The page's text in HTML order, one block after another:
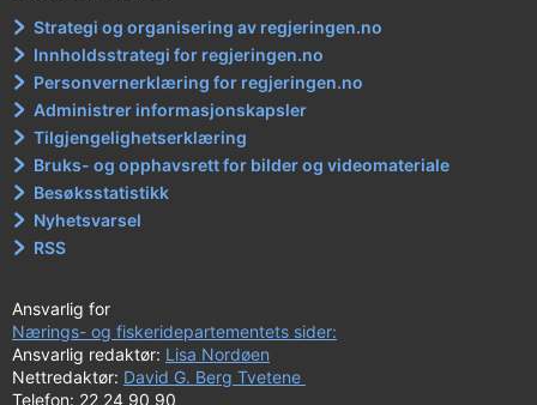
Strategi og organisering av regjeringen.no
Innholdsstrategi for regjeringen.no
Personvernerklæring for regjeringen.no
Administrer informasjonskapsler
Tilgjengelighetserklæring
Bruks- og opphavsrett for bilder og videomateriale
Besøksstatistikk
Nyhetsvarsel
RSS
Ansvarlig for
Nærings- og fiskeridepartementets sider:
Ansvarlig redaktør: Lisa Nordøen
Nettredaktør: David G. Berg Tvetene
Telefon: 22 24 90 90